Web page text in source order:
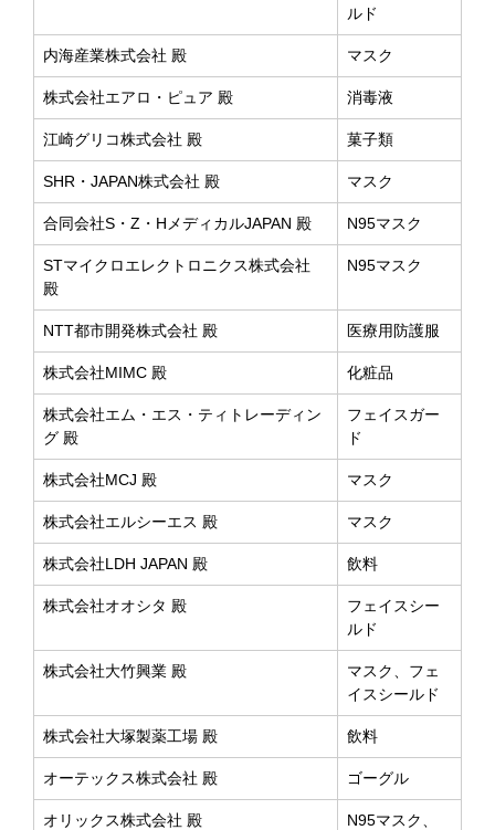
ルド
内海産業株式会社 殿 マスク
株式会社エアロ・ピュア 殿 消毒液
江崎グリコ株式会社 殿 菓子類
SHR・JAPAN株式会社 殿 マスク
合同会社S・Z・HメディカルJAPAN 殿 N95マスク
STマイクロエレクトロニクス株式会社
殿
N95マスク
NTT都市開発株式会社 殿 医療用防護服
株式会社MIMC 殿 化粧品
株式会社エム・エス・ティトレーディン
グ 殿
フェイスガー
ド
株式会社MCJ 殿 マスク
株式会社エルシーエス 殿 マスク
株式会社LDH JAPAN 殿 飲料
株式会社オオシタ 殿
フェイスシー
ルド
株式会社大竹興業 殿
マスク、フェ
イスシールド
株式会社大塚製薬工場 殿 飲料
オーテックス株式会社 殿 ゴーグル
オリックス株式会社 殿
N95マスク、